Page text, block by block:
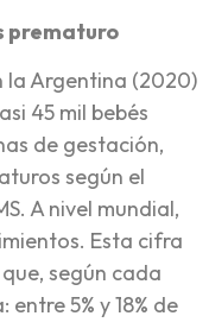
prematuro
la Argentina (2020)
45 mil bebés
de gestación,
según el
A nivel mundial,
Esta cifra
según cada
5% y 18% de